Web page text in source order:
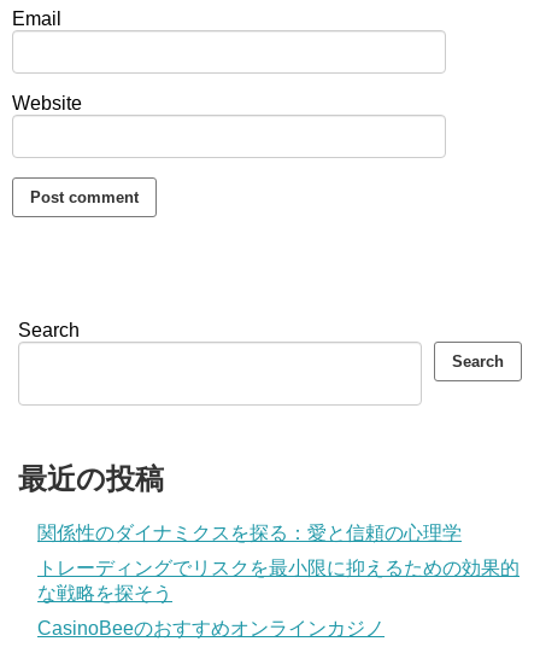
Email
Website
Search
Search
最近の投稿
関係性のダイナミクスを探る：愛と信頼の心理学
トレーディングでリスクを最小限に抑えるための効果的
な戦略を探そう
CasinoBeeのおすすめオンラインカジノ